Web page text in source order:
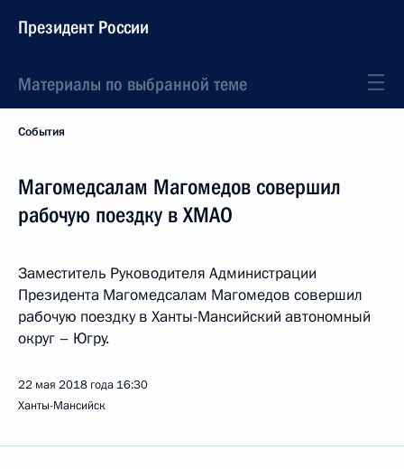
Президент России
Материалы по выбранной теме
События
Магомедсалам Магомедов совершил
рабочую поездку в ХМАО
Заместитель Руководителя Администрации
Президента Магомедсалам Магомедов совершил
рабочую поездку в Ханты-Мансийский автономный
округ – Югру.
22 мая 2018 года 16:30
Ханты-Мансийск